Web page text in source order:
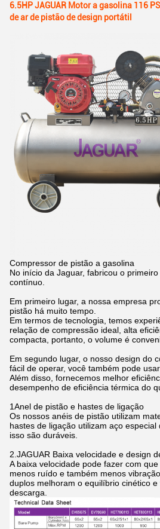
6.5HP JAGUAR Motor a gasolina 116
de ar de pistão de design portátil
Compressor de pistão a gasolina
No início da Jaguar, fabricou o
contínuo.
Em primeiro lugar, a nossa empresa
pistão há muito tempo.
Em termos de tecnologia, temos
relação de compressão ideal, alta
compacta, portanto, o volume é
Em segundo lugar, o nosso design do
fácil de operar, você também pode
Além disso, fornecemos melhor
desempenho de eficiência térmica do
1Anel de pistão e hastes de ligação
Os nossos anéis de pistão utilizam
hastes de ligação utilizam aço
isso são duráveis.
2.JAGUAR Baixa velocidade e design
A baixa velocidade pode fazer com
menos ruído e também menos
duplos melhoram o equilíbrio cinético
descarga.